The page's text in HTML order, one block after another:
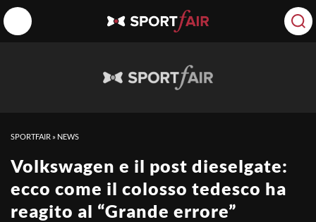
SPORTFAIR » NEWS
Volkswagen e il post dieselgate:
ecco come il colosso tedesco ha
reagito al “Grande errore”